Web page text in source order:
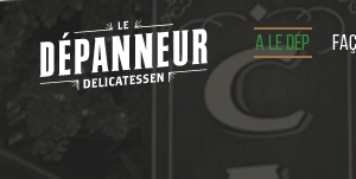
A LE DÉP